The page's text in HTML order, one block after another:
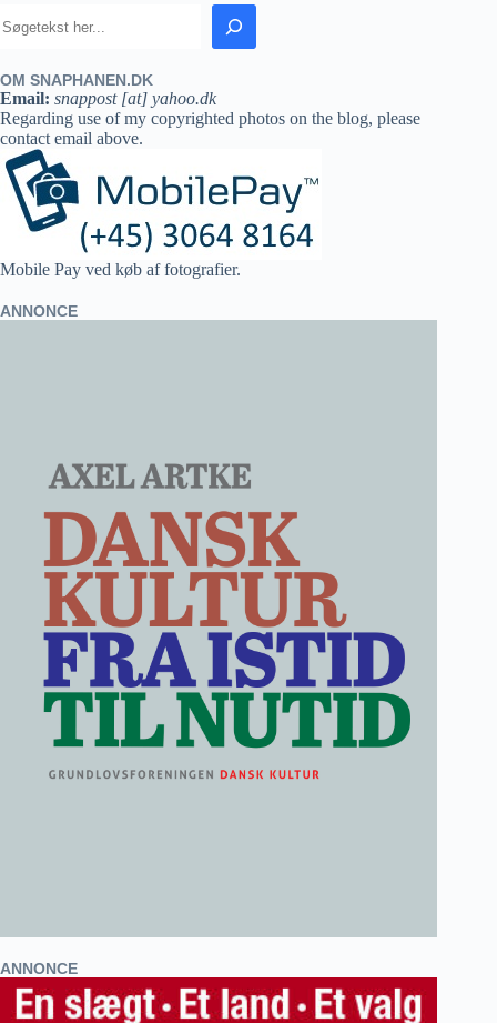
OM SNAPHANEN.DK
Email: snappost [at] yahoo.dk
Regarding use of my copyrighted photos on the blog, please
contact email above.
Mobile Pay ved køb af fotografier.
ANNONCE
ANNONCE